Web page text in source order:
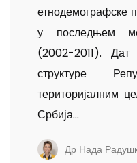
етнодемографске
у последњем
(2002-­2011). Дат
структуре
територијалним
Србија...
Др Нада